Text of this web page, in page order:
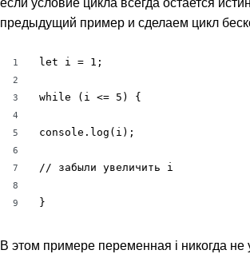
предыдущий пример и сделаем цикл
1
2
3
4
5
6
7
8
9
let i = 1;
while (i <= 5) {
console.log(i);
// забыли увеличить i
}
В этом примере переменная i никогда не